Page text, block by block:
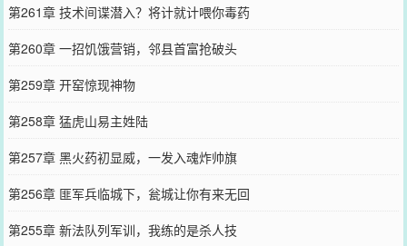
第261章 技术间谍潜入？将计就计喂你毒药
第260章 一招饥饿营销，邻县首富抢破头
第259章 开窑惊现神物
第258章 猛虎山易主姓陆
第257章 黑火药初显威，一发入魂炸帅旗
第256章 匪军兵临城下，瓮城让你有来无回
第255章 新法队列军训，我练的是杀人技